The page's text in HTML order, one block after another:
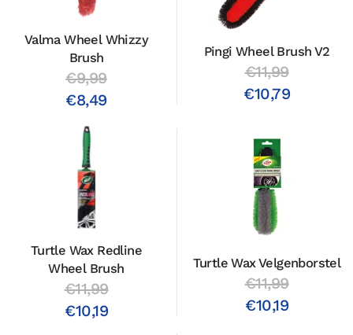
Valma Wheel Whizzy
Brush
€9,99
€8,49
Pingi Wheel Brush V2
€11,99
€10,79
Turtle Wax Redline
Wheel Brush
€11,99
€10,19
Turtle Wax Velgenborstel
€11,99
€10,19